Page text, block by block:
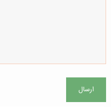
ارسال